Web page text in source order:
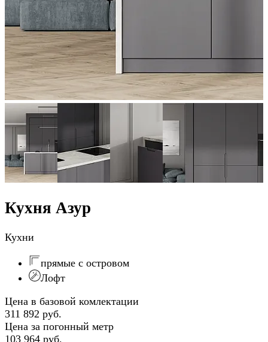
Кухня Азур
Кухни
прямые с островом
Лофт
Цена в базовой комлектации
311 892 руб.
Цена за погонный метр
103 964 руб.